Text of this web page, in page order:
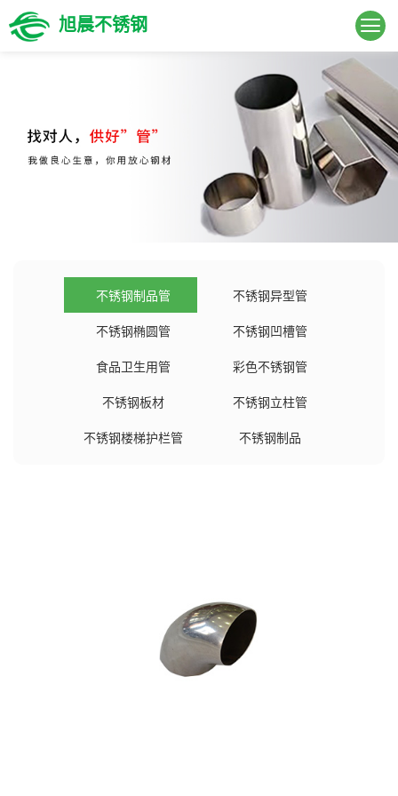
旭晨不锈钢
不锈钢制品管
不锈钢异型管
不锈钢椭圆管
不锈钢凹槽管
食品卫生用管
彩色不锈钢管
不锈钢板材
不锈钢立柱管
不锈钢楼梯护栏管
不锈钢制品